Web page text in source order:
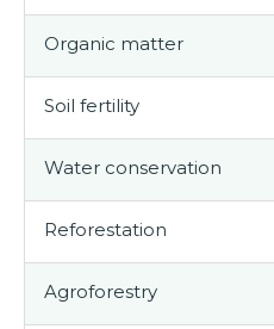
Organic matter
Soil fertility
Water conservation
Reforestation
Agroforestry